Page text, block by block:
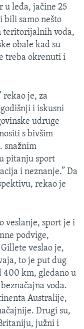
u leđa, jačine 25
bili samo nešto
teritorijalnih voda,
obale kad su
treba okrenuti i
rekao je, za
i iskusni
udruge
s bivšim
snažnim
pitanju sport
i neznanje.” Da
rekao je
veslanje, sport je i
podvige,
veslao je,
to je put dug
400 km, gledano u
voda.
Australije,
Drugi su,
južni i